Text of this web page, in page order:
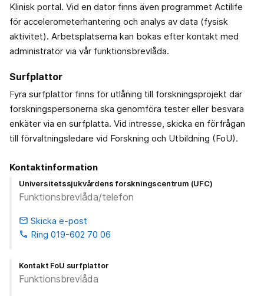
Klinisk portal. Vid en dator finns även programmet Actilife
för accelerometerhantering och analys av data (fysisk
aktivitet). Arbetsplatserna kan bokas efter kontakt med
administratör via vår funktionsbrevlåda.
Surfplattor
Fyra surfplattor finns för utlåning till forskningsprojekt där
forskningspersonerna ska genomföra tester eller besvara
enkäter via en surfplatta. Vid intresse, skicka en förfrågan
till förvaltningsledare vid Forskning och Utbildning (FoU).
Kontaktinformation
Universitetssjukvårdens forskningscentrum (UFC)
Funktionsbrevlåda/telefon
email Skicka e-post
phone Ring 019-602 70 06
Kontakt FoU surfplattor
Funktionsbrevlåda